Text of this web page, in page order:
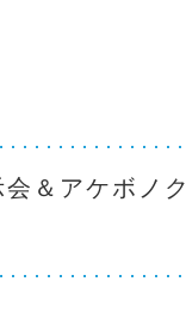
＆アケボノク